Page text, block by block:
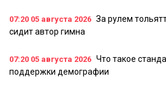
07:20 05 августа 2026 За рулем
сидит автор гимна
07:20 05 августа 2026 Что такое
поддержки демографии